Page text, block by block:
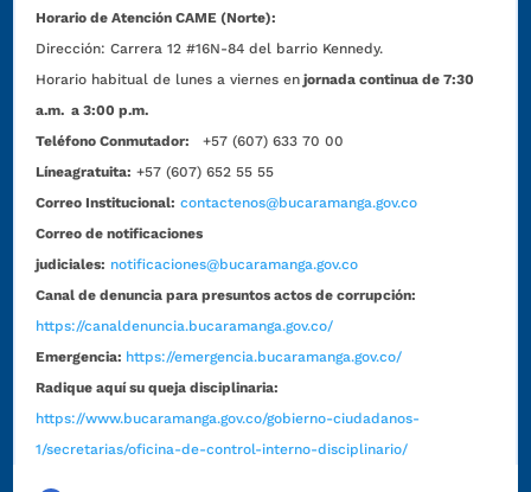
Horario de Atención CAME (Norte):
Dirección:Carrera 12 #16N-84 del barrio Kennedy.
Horario habitual de lunes a viernes en jornada continua de 7:30
a.m. a 3:00 p.m.
Teléfono Conmutador:
+57 (607) 633 70 00
Líneagratuita: +57 (607) 652 55 55
Correo Institucional: contactenos@bucaramanga.gov.co
Correo de notificaciones
judiciales: notificaciones@bucaramanga.gov.co
Canal de denuncia para presuntos actos de corrupción:
https://canaldenuncia.bucaramanga.gov.co/
Emergencia: https://emergencia.bucaramanga.gov.co/
Radique aquí su queja disciplinaria:
https://www.bucaramanga.gov.co/gobierno-ciudadanos-
1/secretarias/oficina-de-control-interno-disciplinario/